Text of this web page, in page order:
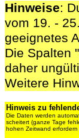
Hinweise:
vom 19. -
geeignetes
Die Spalten
daher
Weitere
Hinweis zu
Die Daten werden
scheitert (ganze Tage
hohen Zeitwand